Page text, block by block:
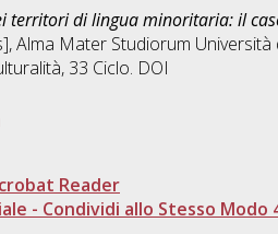
territori di lingua minoritaria: il
Alma Mater Studiorum Università
, 33 Ciclo. DOI
Reader
- Condividi allo Stesso Modo